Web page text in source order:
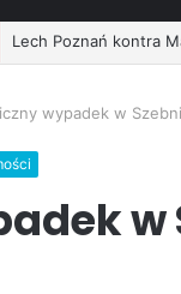
Wróżby – Prawda czy
wypadek w